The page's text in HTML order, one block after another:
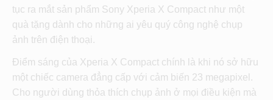
tục ra mắt sản phẩm Sony Xperia X Compact như một
quà tặng dành cho những ai yêu quý công nghệ chụp
ảnh trên điện thoại.
Điểm sáng của Xperia X Compact chính là khi nó sở hữu
một chiếc camera đẳng cấp với cảm biến 23 megapixel.
Cho người dùng thỏa thích chụp ảnh ở mọi điều kiện mà